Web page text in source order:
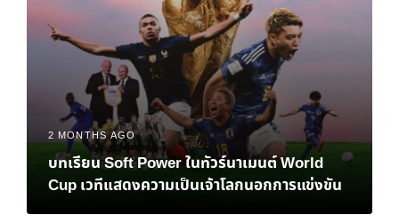
2 MONTHS AGO
บทเรียน Soft Power ในทัวร์นาเมนต์ World
Cup เวทีแสดงความเป็นเจ้าโลกนอกการแข่งขัน